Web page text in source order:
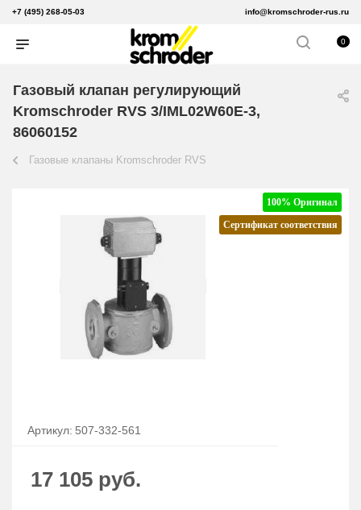
+7 (495) 268-05-03 info@kromschroder-rus.ru
0
Газовый клапан регулирующий
Kromschroder RVS 3/IML02W60E-3,
86060152
Газовые клапаны Kromschroder RVS
100% Оригинал
Сертификат соответствия
Артикул: 507-332-561
17 105 руб.